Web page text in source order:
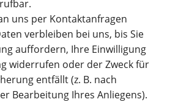
uns per Kontaktanfragen
verbleiben bei uns, bis Sie
auffordern, Ihre Einwilligung
widerrufen oder der Zweck für
entfällt (z. B. nach
Bearbeitung Ihres Anliegens).